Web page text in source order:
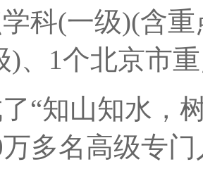
科(一级)(含
)、1个北京市
“知山知水，
多名高级专